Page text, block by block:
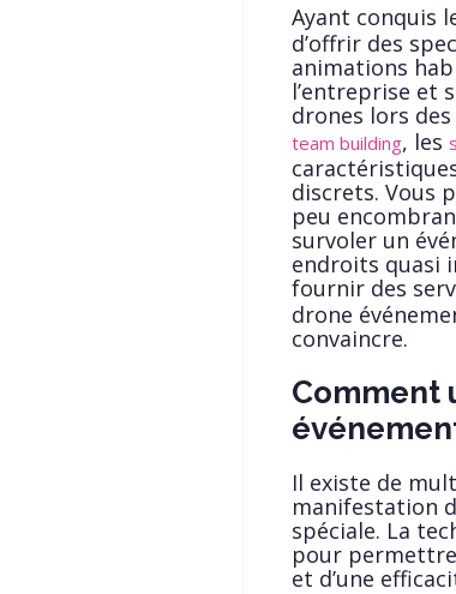
Ayant conquis
d’offrir des
animations
l’entreprise et
drones lors des
team building, les
discrets. Vous
peu
survoler un
endroits quasi
fournir des
drone
convaincre.
Comment
Il existe de
manifestation
spéciale. La
pour permettre
et d’une